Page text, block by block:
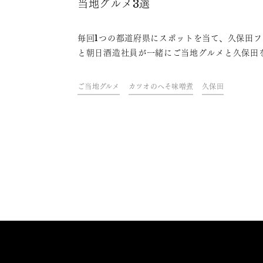
当地グルメ3選
毎回1つの都道府県にスポットを当て、久保田
と朝日酒造社員が一緒にご当地グルメと久保田
楽しむオンラインイベント「久保田ご当地グルメ
部」。今回は、静岡県をテーマに開催しました
ご当地グルメ カツオのへそ味噌煮 久保田